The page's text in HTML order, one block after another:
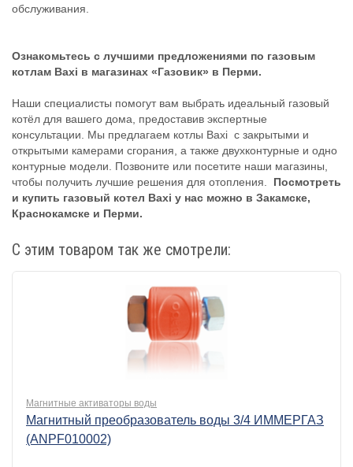
обслуживания.
Ознакомьтесь с лучшими предложениями по газовым
котлам Baxi в магазинах «Газовик» в Перми.
Наши специалисты помогут вам выбрать идеальный газовый
котёл для вашего дома, предоставив экспертные
консультации. Мы предлагаем котлы Baxi с закрытыми и
открытыми камерами сгорания, а также двухконтурные и одно
контурные модели. Позвоните или посетите наши магазины,
чтобы получить лучшие решения для отопления.
Посмотреть
и купить газовый котел Baxi у нас можно в Закамске,
Краснокамске и Перми.
С этим товаром так же смотрели:
Магнитные активаторы воды
Магнитный преобразователь воды 3/4 ИММЕРГАЗ
(ANPF010002)